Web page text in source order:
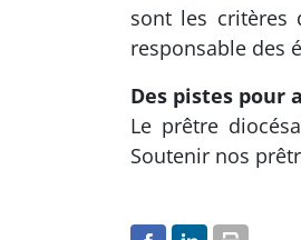
sont les critères
responsable des
Des pistes pour
Le prêtre
Soutenir nos